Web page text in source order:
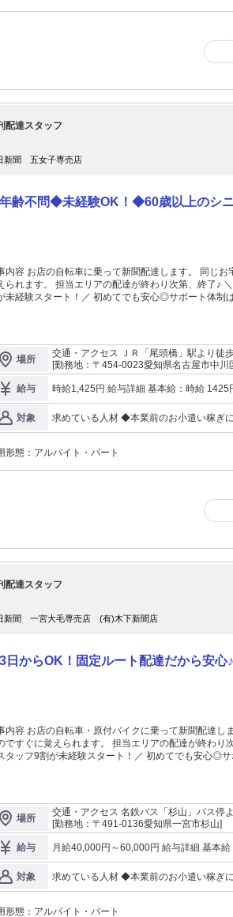
配達スタッフ
新聞 五女子専売店
齢不問◆未経験OK！◆60歳以上のシ
容 お店の自転車に乗って新聞配達します。 同じお宅への配達なのですぐに
れます。 担当エリアの配達が終わり次第、終了♪ ＼今、活躍中のスタッフ9
未経験スタート！／ 初めてでも安心◎サポート体制
場所
交通・アクセス ＪＲ「尾頭橋」駅より徒
[勤務地：〒454-0023愛知県名古屋市中川
給与
対象
求めている人材 ◆本業前のお小遣い稼ぎ
形態： アルバイト・パート
配達スタッフ
新聞 一宮大毛専売店 (有)木下新聞店
日からOK！固定ルート配達だから安
内容 お店の自転車・原付バイクに乗って新聞配達し
ですぐに覚えられます。 担当エリアの配達が終わり次第、終了♪
タッフ9割が未経験スタート！／ 初めてでも安心◎サ
場所
交通・アクセス 名鉄バス「杉山」バス停
[勤務地：〒491-0136愛知県一宮市杉山]
給与
月給40,000円～60,000円 給与詳細 基本給：月給 4万円 〜 6万円 固定残
対象
求めている人材 ◆本業前のお小遣い稼ぎ
形態： アルバイト・パート